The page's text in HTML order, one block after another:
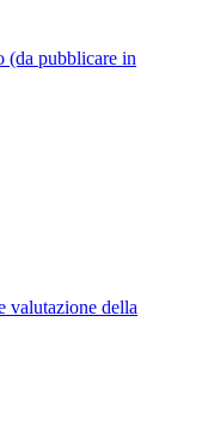
(da pubblicare in
valutazione della